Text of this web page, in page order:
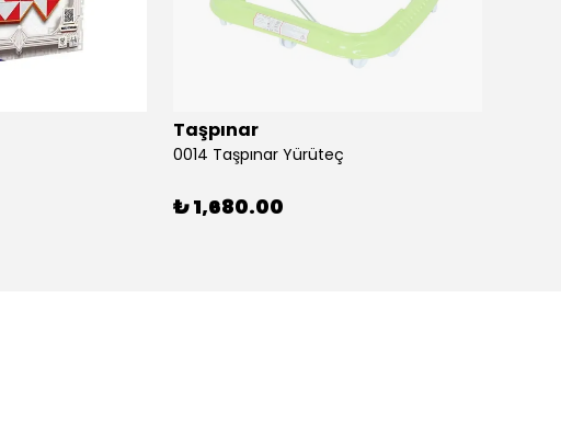
Taşpınar
0014 Taşpınar Yürüteç
₺ 1,680.00